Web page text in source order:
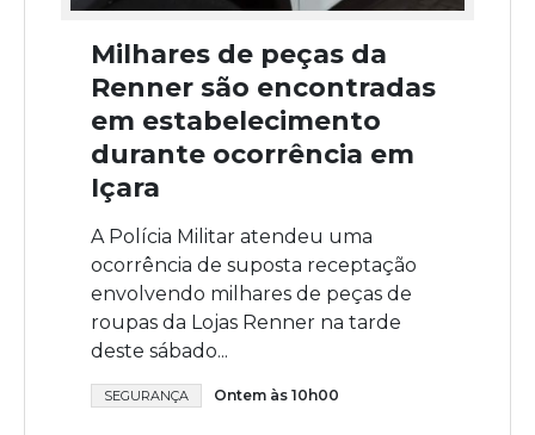
Milhares de peças da
Renner são encontradas
em estabelecimento
durante ocorrência em
Içara
A Polícia Militar atendeu uma
ocorrência de suposta receptação
envolvendo milhares de peças de
roupas da Lojas Renner na tarde
deste sábado...
SEGURANÇA Ontem às 10h00